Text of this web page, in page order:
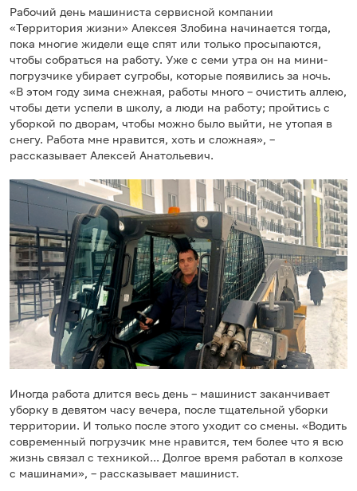
Рабочий день машиниста сервисной компании
«Территория жизни» Алексея Злобина начинается тогда,
пока многие жидели еще спят или только просыпаются,
чтобы собраться на работу. Уже с семи утра он на мини-
погрузчике убирает сугробы, которые появились за ночь.
«В этом году зима снежная, работы много – очистить аллею,
чтобы дети успели в школу, а люди на работу; пройтись с
уборкой по дворам, чтобы можно было выйти, не утопая в
снегу. Работа мне нравится, хоть и сложная», –
рассказывает Алексей Анатольевич.
Иногда работа длится весь день – машинист заканчивает
уборку в девятом часу вечера, после тщательной уборки
территории. И только после этого уходит со смены. «Водить
современный погрузчик мне нравится, тем более что я всю
жизнь связал с техникой... Долгое время работал в колхозе
с машинами», – рассказывает машинист.